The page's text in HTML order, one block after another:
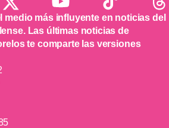
medio más influyente en noticias del
Las últimas noticias de
te comparte las versiones